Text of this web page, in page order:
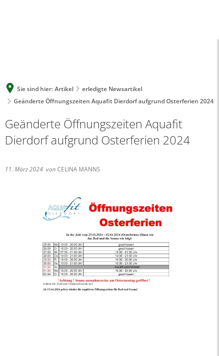
Sie sind hier: Artikel
erledigte Newsartikel
Geänderte Öffnungszeiten Aquafit Dierdorf aufgrund Osterferien 2024
Geänderte Öffnungszeiten Aquafit
Dierdorf aufgrund Osterferien 2024
11. März 2024 vonCELINA MANNS